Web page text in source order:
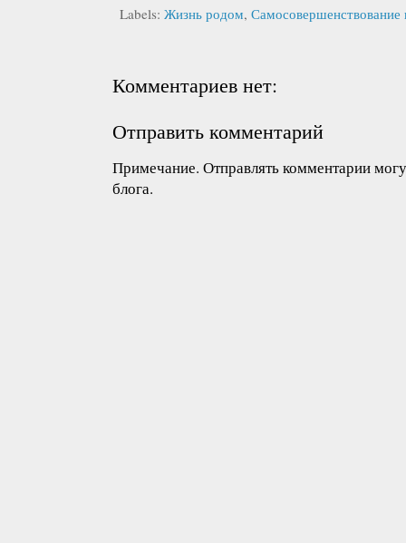
Labels: Жизнь родом,
Комментариев нет:
Отправить комментарий
Примечание. Отправлять комментарии
блога.